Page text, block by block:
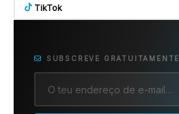
TikTok
SUBSCREVE GRATUITAMENTE